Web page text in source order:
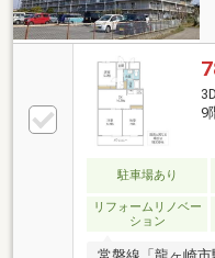
9
駐車場あり
リフォームリノベー
ション